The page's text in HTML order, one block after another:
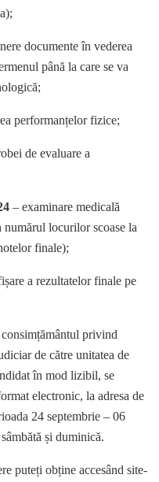
documente în vederea
până la care se va
performanțelor fizice;
de evaluare a
– examinare medicală
numărul locurilor scoase la
finale);
a rezultatelor finale pe
privind
de către unitatea de
în mod lizibil, se
electronic, la adresa de
24 septembrie – 06
și duminică.
puteți obține accesând site-